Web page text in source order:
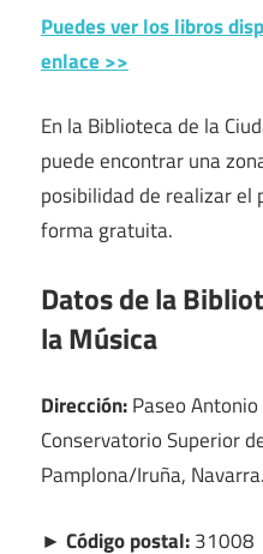
Puedes ver los libros
enlace >>
En la Biblioteca de la
puede encontrar una
posibilidad de realizar el
forma gratuita.
Datos de la
la Música
Dirección:Paseo
Conservatorio Superior
Pamplona/Iruña, Navarra.
► Código postal:31008